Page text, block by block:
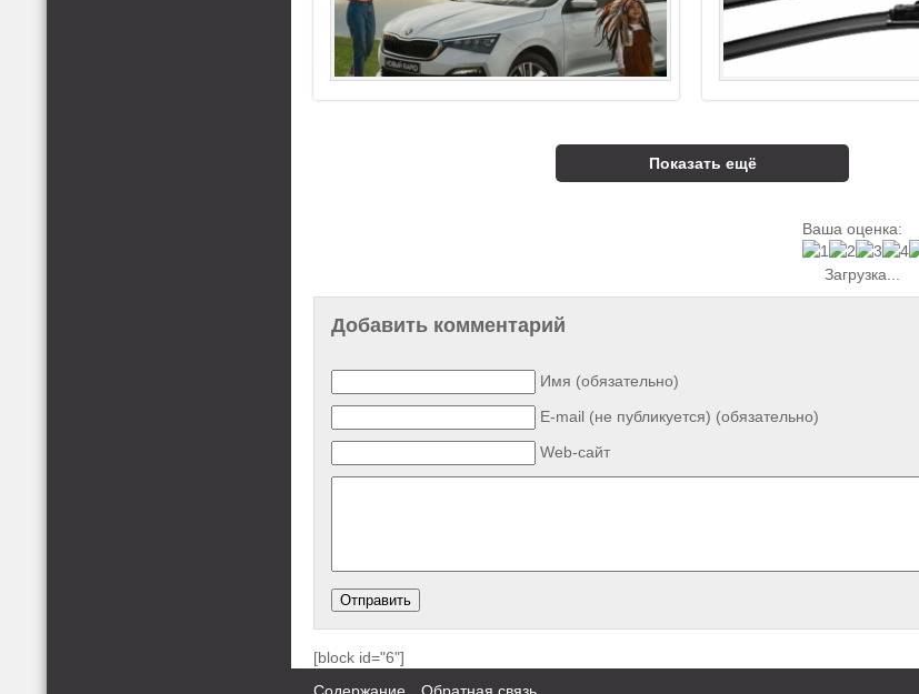
Показать ещё
Ваша оценка:
Загрузка...
Добавить комментарий
Имя (обязательно)
E-mail (не публикуется) (обязательно)
Web-сайт
[block id="6"]